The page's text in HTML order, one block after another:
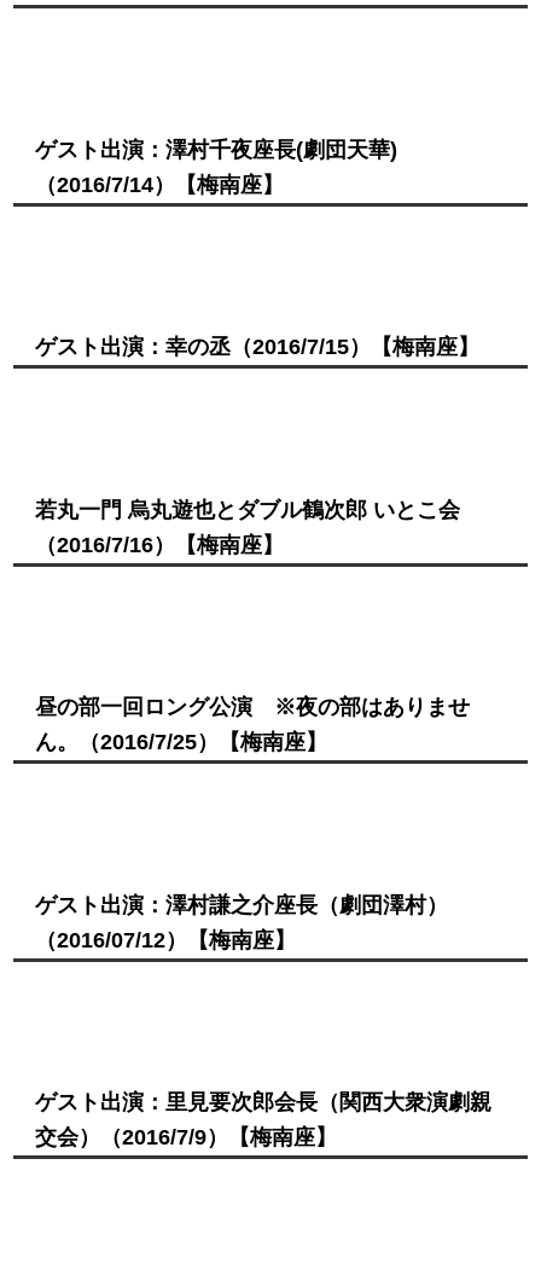
ゲスト出演：澤村千夜座長(劇団天華)
（2016/7/14）
【梅南座】
ゲスト出演：幸の丞（2016/7/15） 【梅南座】
若丸一門 烏丸遊也とダブル鶴次郎 いとこ会
（2016/7/16）
【梅南座】
昼の部一回ロング公演 ※夜の部はありませ
ん。
（2016/7/25） 【梅南座】
ゲスト出演：澤村謙之介座長（劇団澤村）
（2016/07/12）
【梅南座】
ゲスト出演：里見要次郎会長（関西大衆演劇親
交会）
（2016/7/9） 【梅南座】